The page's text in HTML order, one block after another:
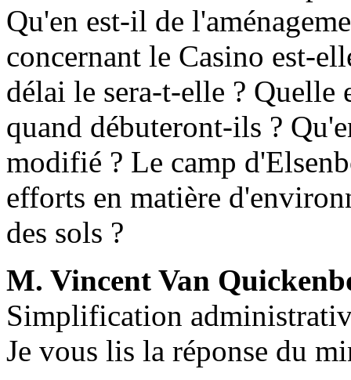
Qu'en est-il de
concernant le Casino est-
délai le sera-t-elle ? Quelle
quand débuteront-ils ?
modifié ? Le camp
efforts en matière
des sols ?
M. Vincent Van
Simplification
Je vous lis la réponse du